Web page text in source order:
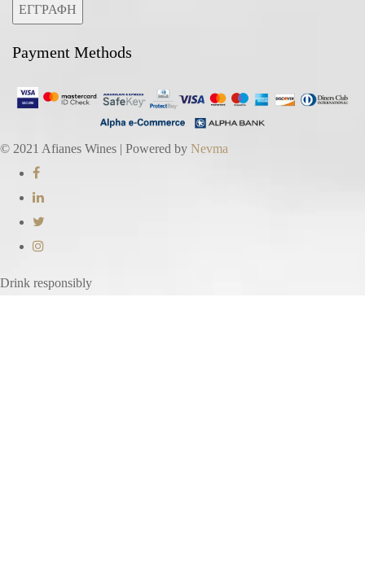
ΕΓΓΡΑΦΗ
Payment Methods
© 2021 Afianes Wines | Powered by Nevma
Drink responsibly